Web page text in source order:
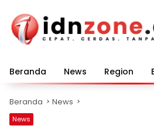
konten
Beranda News Region
Beranda News
News